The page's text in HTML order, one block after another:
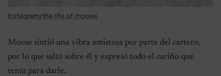
Instagram/the.life.of.moose
Moose sintió una vibra amistosa por parte del cartero,
por lo que saltó sobre él y expresó todo el cariño que
tenía para darle.